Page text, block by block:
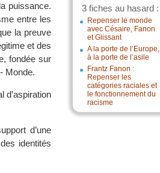
3 fiches au hasard :
Repenser le monde
avec Césaire, Fanon
et Glissant
A la porte de l’Europe,
à la porte de l’asile
Frantz Fanon :
Repenser les
catégories raciales et
le fonctionnement du
racisme
puissance.
entre les
la preuve
et des
fondée sur
Monde.
d’aspiration
d’une
identités